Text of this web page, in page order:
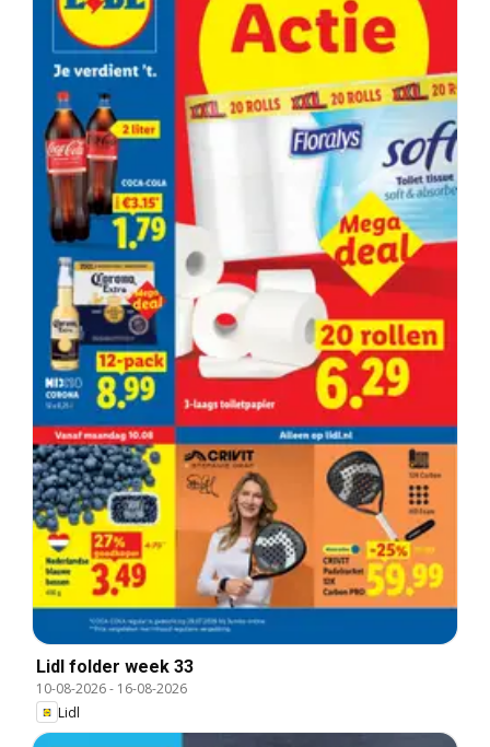
Lidl folder week 33
10-08-2026- 16-08-2026
Lidl